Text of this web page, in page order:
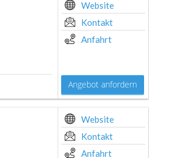
Website
Kontakt
Anfahrt
Angebot anfordern
Website
Kontakt
Anfahrt